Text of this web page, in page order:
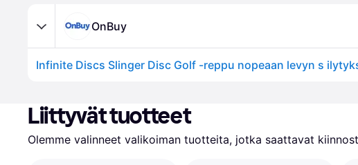
OnBuy
Liittyvät tuotteet
Olemme valinneet valikoiman tuotteita, jotka saattavat